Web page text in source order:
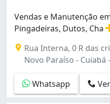
Pico do Amor (1)
Planalto (1)
Praeiro (1)
Residencial Ana Maria (1)
Residencial Claúdio
Residencial Coxipó (7)
Tijucal (2)
Vendas e Manutenção
Pingadeiras, Dutos, Cha
Rua Interna, 0 R das
Novo Paraíso - Cuiabá
Whatsapp